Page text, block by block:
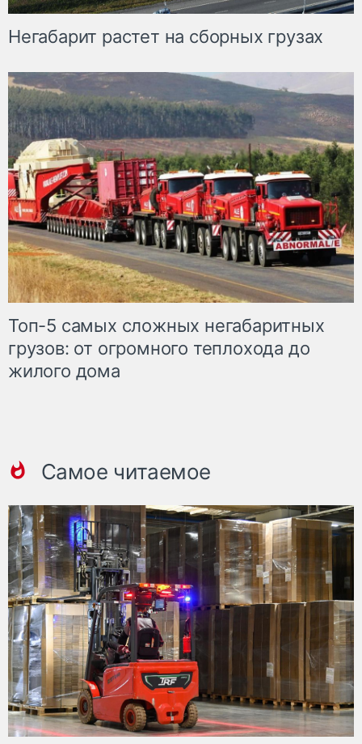
Негабарит растет на сборных грузах
Топ-5 самых сложных негабаритных
грузов: от огромного теплохода до
жилого дома
Самое читаемое